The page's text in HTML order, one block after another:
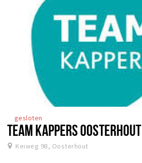
gesloten
TEAM KAPPERS OOSTERHOUT
Keiweg 9B, Oosterhout